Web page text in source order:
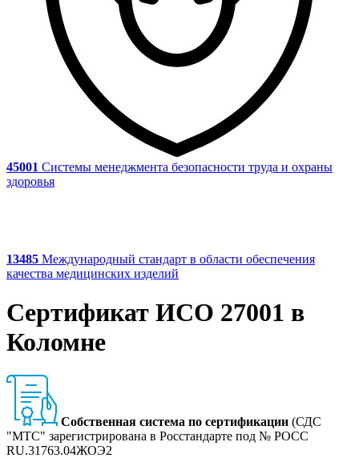
45001 Системы менеджмента безопасности труда и охраны
здоровья
13485 Международный стандарт в области обеспечения
качества медицинских изделий
Сертификат ИСО 27001 в
Коломне
Cобственная система по сертификации (СДС
"МТС" зарегистрирована в Росстандарте под № РОСС
RU.31763.04ЖОЭ2